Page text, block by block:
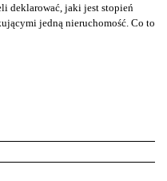
deklarować, jaki jest stopień
jedną nieruchomość. Co to